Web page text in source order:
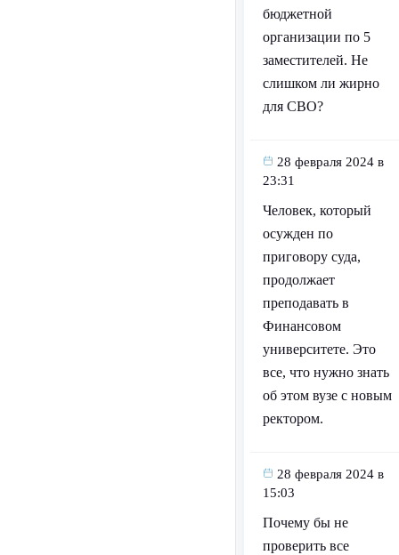
бюджетной
организации по 5
заместителей. Не
слишком ли жирно
для СВО?
28 февраля 2024 в
23:31
Человек, который
осужден по
приговору суда,
продолжает
преподавать в
Финансовом
университете. Это
все, что нужно знать
об этом вузе с новым
ректором.
28 февраля 2024 в
15:03
Почему бы не
проверить все